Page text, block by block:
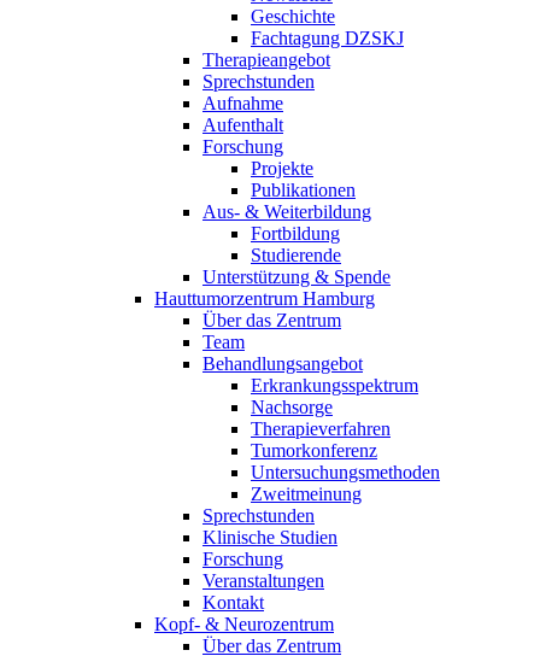
Geschichte
Fachtagung DZSKJ
Therapieangebot
Sprechstunden
Aufnahme
Aufenthalt
Forschung
Projekte
Publikationen
Aus- & Weiterbildung
Fortbildung
Studierende
Unterstützung & Spende
Hauttumorzentrum Hamburg
Über das Zentrum
Team
Behandlungsangebot
Erkrankungsspektrum
Nachsorge
Therapieverfahren
Tumorkonferenz
Untersuchungsmethoden
Zweitmeinung
Sprechstunden
Klinische Studien
Forschung
Veranstaltungen
Kontakt
Kopf- & Neurozentrum
Über das Zentrum